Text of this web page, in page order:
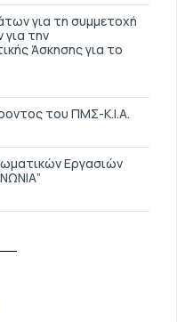
για τη συμμετοχή
την
Άσκησης για το
του ΠΜΣ-Κ.Ι.Α.
Εργασιών